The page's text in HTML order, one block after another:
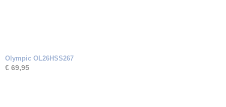
Olympic OL26HSS267
€ 69,95